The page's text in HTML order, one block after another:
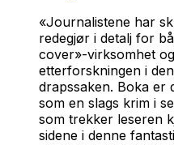
«Journalistene har
redegjør i detalj for
cover»-virksomhet
etterforskningen i
drapssaken. Boka er
som en slags krim i
som trekker leseren
sidene i denne